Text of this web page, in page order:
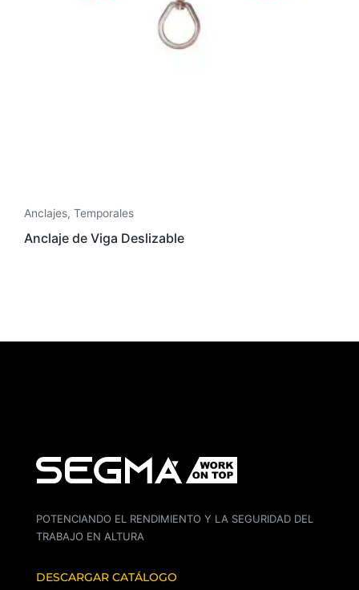
Anclajes, Temporales
Anclaje de Viga Deslizable
POTENCIANDO EL RENDIMIENTO Y LA SEGURIDAD DEL
TRABAJO EN ALTURA
DESCARGAR CATÁLOGO